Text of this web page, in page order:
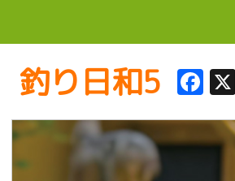
釣り日和5